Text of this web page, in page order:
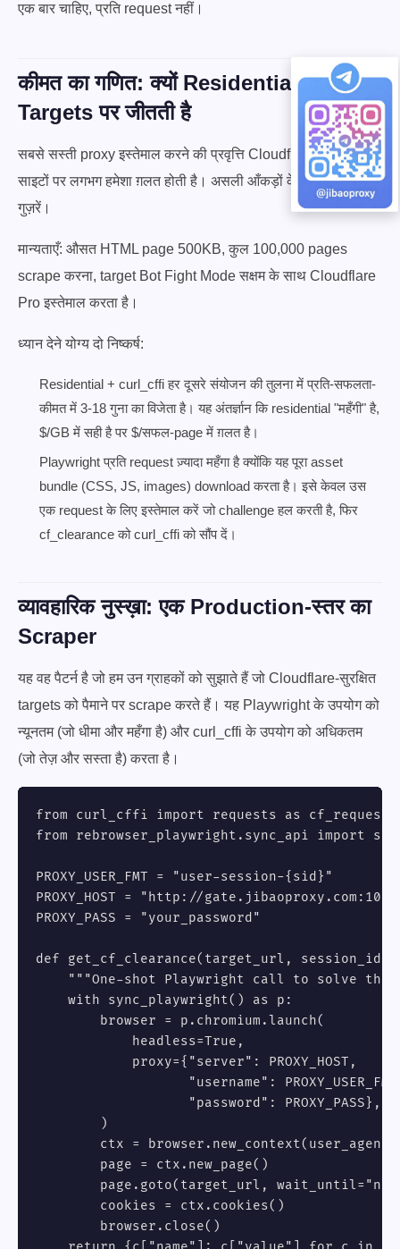
एक बार चाहिए, प्रति request नहीं।
कीमत का गणित: क्यों Residential सुरक्षित
Targets पर जीतती है
सबसे सस्ती proxy इस्तेमाल करने की प्रवृत्ति Cloudflare-सुरक्षित
साइटों पर लगभग हमेशा ग़लत होती है। असली आँकड़ों के साथ गणित से
गुज़रें।
मान्यताएँ: औसत HTML page 500KB, कुल 100,000 pages
scrape करना, target Bot Fight Mode सक्षम के साथ Cloudflare
Pro इस्तेमाल करता है।
ध्यान देने योग्य दो निष्कर्ष:
Residential + curl_cffi हर दूसरे संयोजन की तुलना में प्रति-सफलता-
कीमत में 3-18 गुना का विजेता है। यह अंतर्ज्ञान कि residential "महँगी" है,
$/GB में सही है पर $/सफल-page में ग़लत है।
Playwright प्रति request ज़्यादा महँगा है क्योंकि यह पूरा asset
bundle (CSS, JS, images) download करता है। इसे केवल उस
एक request के लिए इस्तेमाल करें जो challenge हल करती है, फिर
cf_clearance को curl_cffi को सौंप दें।
व्यावहारिक नुस्ख़ा: एक Production-स्तर का
Scraper
यह वह पैटर्न है जो हम उन ग्राहकों को सुझाते हैं जो Cloudflare-सुरक्षित
targets को पैमाने पर scrape करते हैं। यह Playwright के उपयोग को
न्यूनतम (जो धीमा और महँगा है) और curl_cffi के उपयोग को अधिकतम
(जो तेज़ और सस्ता है) करता है।
from curl_cffi import requests as cf_requests
from rebrowser_playwright.sync_api import
PROXY_USER_FMT = "user-session-{sid}"
PROXY_HOST = "http://
PROXY_PASS = "your_password"
def get_cf_clearance(target_url, session_id):
"""One-shot Playwright call to solve the
    with sync_playwright() as p:
        browser = p.chromium.launch(
            headless=True,
            proxy={"server": PROXY_HOST,
"username":
                   "password": PROXY_PASS},
        )
ctx =
        page = ctx.new_page()
page.goto(target_url,
        cookies = ctx.cookies()
        browser.close()